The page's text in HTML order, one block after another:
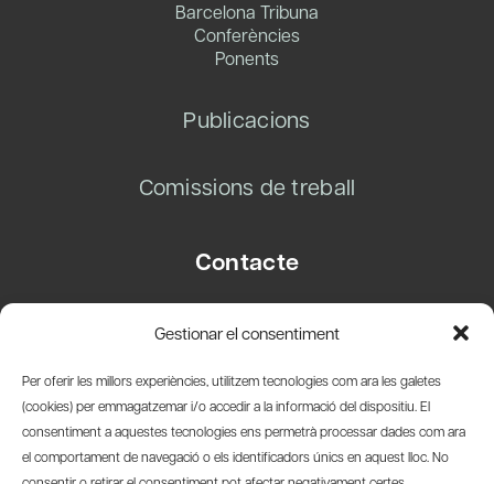
Gestionar el consentiment
Per oferir les millors experiències, utilitzem tecnologies com ara les galetes
(cookies) per emmagatzemar i/o accedir a la informació del dispositiu. El
consentiment a aquestes tecnologies ens permetrà processar dades com ara
el comportament de navegació o els identificadors únics en aquest lloc. No
Barcelona Tribuna
Conferències
Ponents
Publicacions
Comissions de treball
Contacte
08003 Barcelona
info@amicsdelpais.com
Suscripció Newsletter